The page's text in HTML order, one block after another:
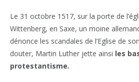
Le 31 octobre 1517, sur la porte de
Wittenberg, en Saxe, un moine
dénonce les scandales de l’Eglise de
douter, Martin Luther jette ainsi les
protestantisme.